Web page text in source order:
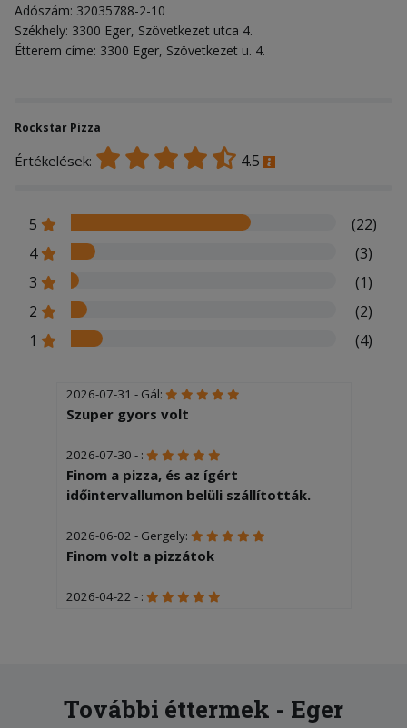
Adószám: 32035788-2-10
Székhely: 3300 Eger, Szövetkezet utca 4.
Étterem címe: 3300 Eger, Szövetkezet u. 4.
Rockstar Pizza
Értékelések: 4.5
5
(22)
4
(3)
3
(1)
2
(2)
1
(4)
2026-07-31 - Gál:
Szuper gyors volt
2026-07-30 - :
Finom a pizza, és az ígért
időintervallumon belüli szállították.
2026-06-02 - Gergely:
Finom volt a pizzátok
2026-04-22 - :
2026-01-31 - :
További éttermek - Eger